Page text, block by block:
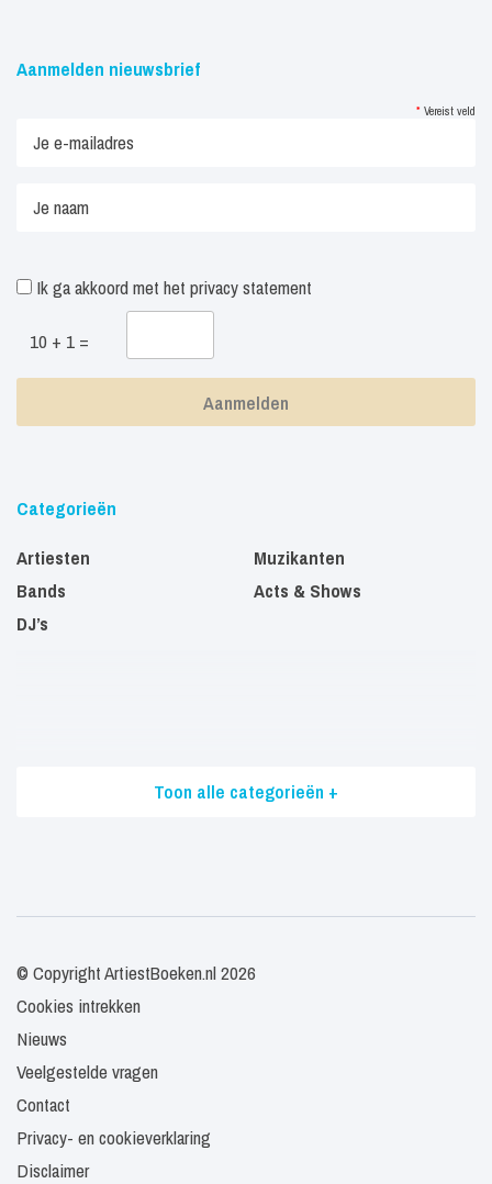
Aanmelden nieuwsbrief
* Vereist veld
Ik ga akkoord met het privacy statement
10 + 1 =
Categorieën
Artiesten
Bands
DJ’s
Muzikanten
Acts & Shows
Toon alle categorieën +
© Copyright ArtiestBoeken.nl 2026
Cookies intrekken
Nieuws
Veelgestelde vragen
Contact
Privacy- en cookieverklaring
Disclaimer